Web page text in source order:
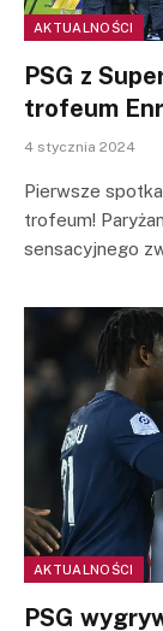
AKTUALNOŚCI
PSG z
trofeum
4 stycznia 2024
Pierwsze
trofeum!
sensacyjnego
AKTUALNOŚCI
PSG